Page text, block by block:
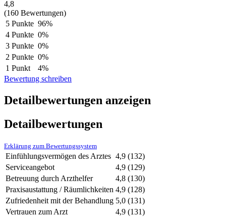
4,8
(160 Bewertungen)
5 Punkte 96%
4 Punkte 0%
3 Punkte 0%
2 Punkte 0%
1 Punkt
4%
Bewertung schreiben
Detailbewertungen anzeigen
Detailbewertungen
Erklärung zum Bewertungssystem
Einfühlungsvermögen des Arztes 4,9 (132)
Serviceangebot
4,9 (129)
Betreuung durch Arzthelfer
4,8 (130)
Praxisaustattung / Räumlichkeiten 4,9 (128)
Zufriedenheit mit der Behandlung 5,0 (131)
Vertrauen zum Arzt
4,9 (131)